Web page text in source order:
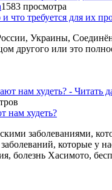
1583 просмотра
что требуется для их
Украины,
другого или это
нам худеть?
заболеваниями,
которые у
болезнь Хасимото,